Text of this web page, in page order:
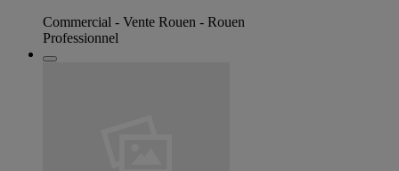
Commercial - Vente Rouen - Rouen
Professionnel